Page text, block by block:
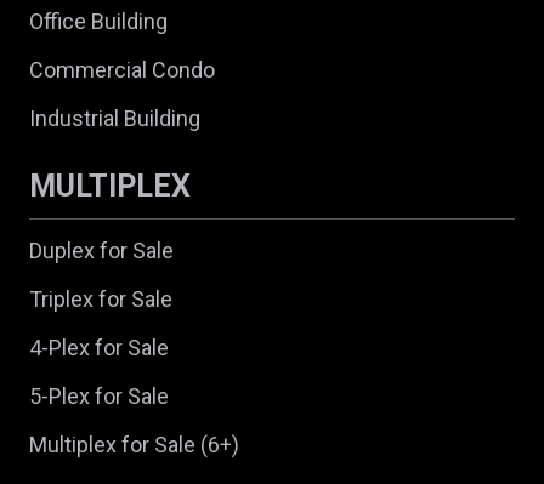
Office Building
Commercial Condo
Industrial Building
MULTIPLEX
Duplex for Sale
Triplex for Sale
4-Plex for Sale
5-Plex for Sale
Multiplex for Sale (6+)